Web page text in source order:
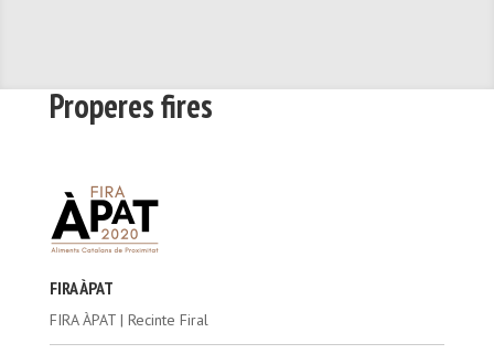
Properes fires
FIRA ÀPAT
FIRA ÀPAT | Recinte Firal